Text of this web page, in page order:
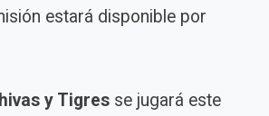
estará disponible por
y Tigres se jugará este